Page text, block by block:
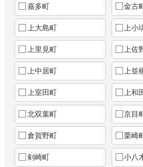
嘉多町 金古
上大島町 上小
上里見町 上佐
上中居町 上並
上室田町 上和
北双葉町 京目
倉賀野町 栗崎
剣崎町 小八